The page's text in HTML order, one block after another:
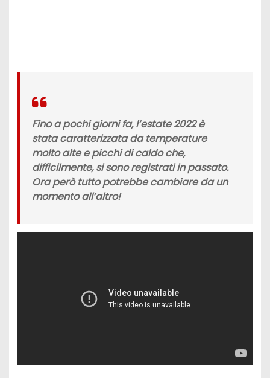
Fino a pochi giorni fa,l’estate 2022è
stata caratterizzata datemperature
molto altee picchi di caldo che,
difficilmente, si sono registrati in passato.
Ora però tutto potrebbe cambiare da un
momento all’altro!